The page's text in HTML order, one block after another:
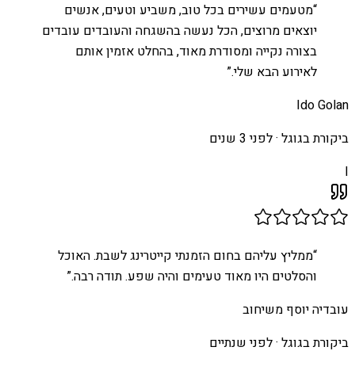
“מטעמים עשירים בכל טוב, משביע וטעים, אנשים
יוצאים מרוצים, הכל נעשה בהשגחה והעובדים עובדים
בצורה נקייה ומסודרת מאוד, בהחלט אזמין אותם
לאירוע הבא שלי.”
Ido Golan
ביקורת בגוגל ·לפני 3 שנים
I
“ממליץ עליהם בחום הזמנתי קייטרינג לשבת. האוכל
והסלטים היו מאוד טעימים והיה שפע. תודה רבה.”
עובדיה יוסף משיחוב
ביקורת בגוגל ·לפני שנתיים